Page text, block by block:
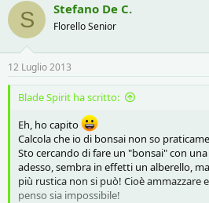
S Stefano De C.
Florello Senior
12 Luglio 2013
Blade Spirit ha scritto:
Eh, ho capito
Calcola che io di bonsai non so
Sto cercando di fare un "bonsai" con
adesso, sembra in effetti un alberello,
più rustica non si può! Cioè ammazzare
penso sia impossibile!